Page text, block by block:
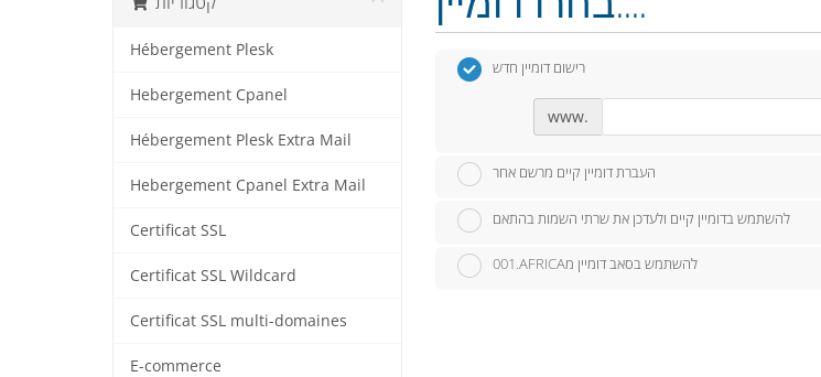
Hébergement Plesk
Hebergement Cpanel
Hébergement Plesk Extra Mail
Hebergement Cpanel Extra Mail
Certificat SSL
Certificat SSL Wildcard
Certificat SSL multi-domaines
E-commerce
רישום דומיין חדש
www.
העברת דומיין קיים מרשם אחר
להשתמש בדומיין קיים ולעדכן את שרתי השמות בהתאם
001.AFRICAלהשתמש בסאב דומיין מ